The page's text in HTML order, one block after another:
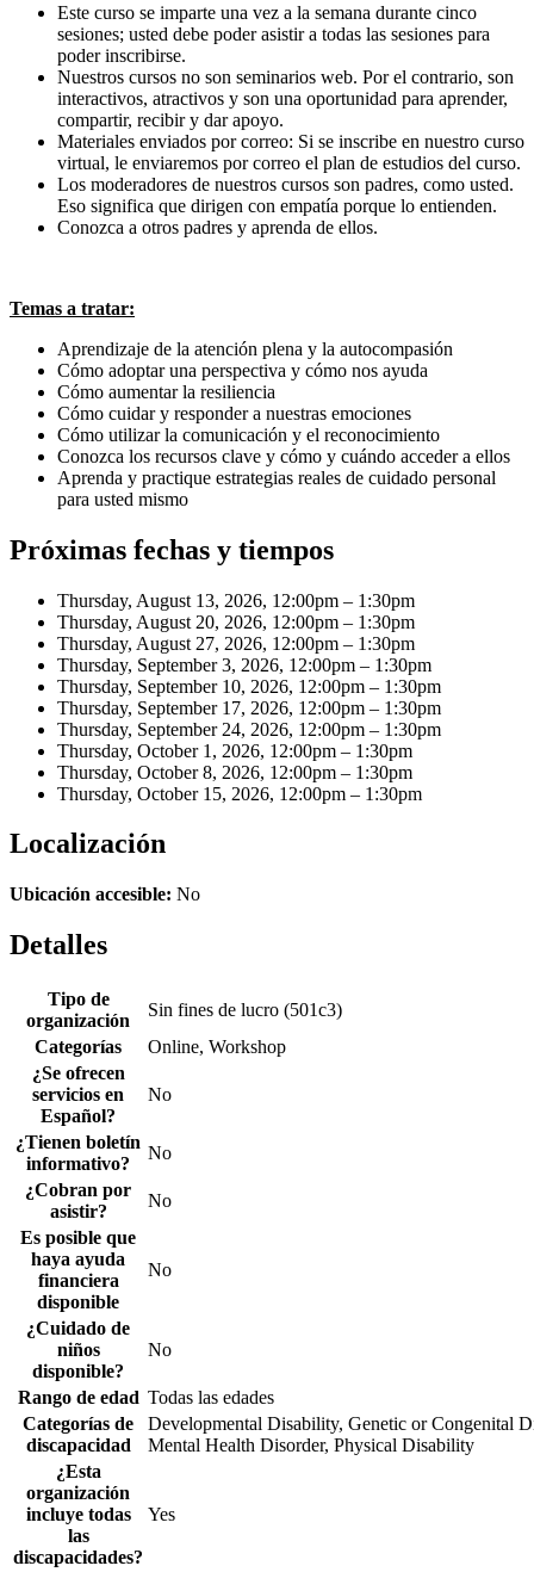
Este curso se imparte una vez a la semana durante cinco
sesiones; usted debe poder asistir a todas las sesiones para
poder inscribirse.
Nuestros cursos no son seminarios web. Por el contrario, son
interactivos, atractivos y son una oportunidad para aprender,
compartir, recibir y dar apoyo.
Materiales enviados por correo: Si se inscribe en nuestro curso
virtual, le enviaremos por correo el plan de estudios del curso.
Los moderadores de nuestros cursos son padres, como usted.
Eso significa que dirigen con empatía porque lo entienden.
Conozca a otros padres y aprenda de ellos.
Temas a tratar:
Aprendizaje de la atención plena y la autocompasión
Cómo adoptar una perspectiva y cómo nos ayuda
Cómo aumentar la resiliencia
Cómo cuidar y responder a nuestras emociones
Cómo utilizar la comunicación y el reconocimiento
Conozca los recursos clave y cómo y cuándo acceder a ellos
Aprenda y practique estrategias reales de cuidado personal
para usted mismo
Próximas fechas y tiempos
Thursday, August 13, 2026, 12:00pm – 1:30pm
Thursday, August 20, 2026, 12:00pm – 1:30pm
Thursday, August 27, 2026, 12:00pm – 1:30pm
Thursday, September 3, 2026, 12:00pm – 1:30pm
Thursday, September 10, 2026, 12:00pm – 1:30pm
Thursday, September 17, 2026, 12:00pm – 1:30pm
Thursday, September 24, 2026, 12:00pm – 1:30pm
Thursday, October 1, 2026, 12:00pm – 1:30pm
Thursday, October 8, 2026, 12:00pm – 1:30pm
Thursday, October 15, 2026, 12:00pm – 1:30pm
Localización
Ubicación accesible: No
Detalles
Tipo de
organización
Sin fines de lucro (501c3)
Categorías
Online, Workshop
¿Se ofrecen
servicios en
Español?
No
¿Tienen boletín
informativo?
No
¿Cobran por
asistir?
No
Es posible que
haya ayuda
financiera
disponible
No
¿Cuidado de
niños
disponible?
No
Rango de edad Todas las edades
Categorías de
discapacidad
Developmental Disability, Genetic or Congenital
Mental Health Disorder, Physical Disability
¿Esta
organización
incluye todas
las
discapacidades?
Yes